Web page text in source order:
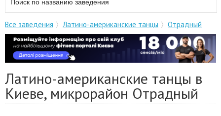
Все заведения Латино-американские танцы Отрадный
Латино-американские танцы в
Киеве, микрорайон Отрадный